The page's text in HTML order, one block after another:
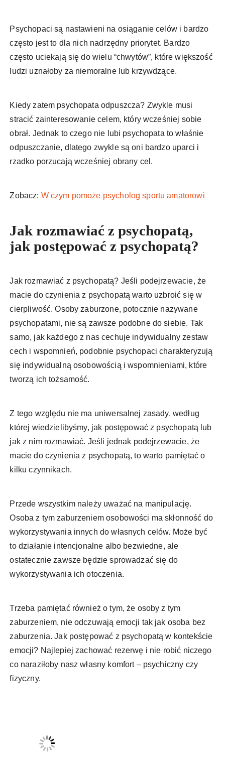
Psychopaci są nastawieni na osiąganie celów i bardzo
często jest to dla nich nadrzędny priorytet. Bardzo
często uciekają się do wielu “chwytów”, które większość
ludzi uznałoby za niemoralne lub krzywdzące.
Kiedy zatem psychopata odpuszcza? Zwykle musi
stracić zainteresowanie celem, który wcześniej sobie
obrał. Jednak to czego nie lubi psychopata to właśnie
odpuszczanie, dlatego zwykle są oni bardzo uparci i
rzadko porzucają wcześniej obrany cel.
Zobacz: W czym pomoże psycholog sportu amatorowi
Jak rozmawiać z psychopatą,
jak postępować z psychopatą?
Jak rozmawiać z psychopatą? Jeśli podejrzewacie, że
macie do czynienia z psychopatą warto uzbroić się w
cierpliwość. Osoby zaburzone, potocznie nazywane
psychopatami, nie są zawsze podobne do siebie. Tak
samo, jak każdego z nas cechuje indywidualny zestaw
cech i wspomnień, podobnie psychopaci charakteryzują
się indywidualną osobowością i wspomnieniami, które
tworzą ich tożsamość.
Z tego względu nie ma uniwersalnej zasady, według
której wiedzielibyśmy, jak postępować z psychopatą lub
jak z nim rozmawiać. Jeśli jednak podejrzewacie, że
macie do czynienia z psychopatą, to warto pamiętać o
kilku czynnikach.
Przede wszystkim należy uważać na manipulację.
Osoba z tym zaburzeniem osobowości ma skłonność do
wykorzystywania innych do własnych celów. Może być
to działanie intencjonalne albo bezwiedne, ale
ostatecznie zawsze będzie sprowadzać się do
wykorzystywania ich otoczenia.
Trzeba pamiętać również o tym, że osoby z tym
zaburzeniem, nie odczuwają emocji tak jak osoba bez
zaburzenia. Jak postępować z psychopatą w kontekście
emocji? Najlepiej zachować rezerwę i nie robić niczego
co naraziłoby nasz własny komfort – psychiczny czy
fizyczny.